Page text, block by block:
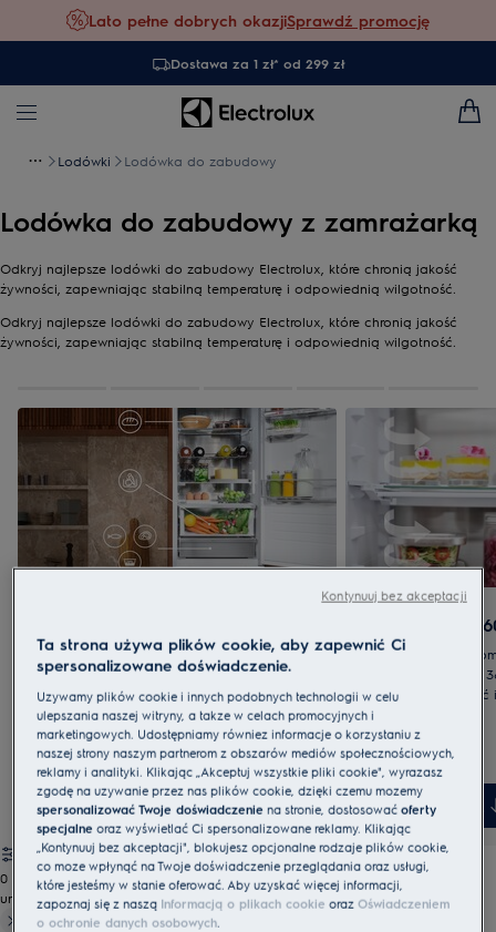
Lato pełne dobrych okazjiSprawdź promocję
Dostawa za 1 zł* od 299 zł
Lodówki Lodówka do zabudowy
Lodówka do zabudowy z zamrażarką
Odkryj najlepsze lodówki do zabudowy Electrolux, które chronią jakość
żywności, zapewniając stabilną temperaturę i odpowiednią wilgotność.
Odkryj najlepsze lodówki do zabudowy Electrolux, które chronią jakość
żywności, zapewniając stabilną temperaturę i odpowiednią wilgotność.
Zapewnij świeżość i smak wszystkich
składników, oferując elastyczność
schładzania napojów, rozmrażania lub
marynowania w szufladzie MultiChill 0°.
Zobacz wszystkie
800 Cooling
Technologia
powietrza Cooling
zachować
produktów. Wnętrze
lub szkła łączy
eleganckim
Zobacz
0
undefined
Ta strona używa plików cookie, aby zapewnić Ci
spersonalizowane doświadczenie.
Używamy plików cookie i innych podobnych technologii w celu
ulepszania naszej witryny, a także w celach promocyjnych i
marketingowych. Udostępniamy również informacje o korzystaniu z
naszej strony naszym partnerom z obszarów mediów społecznościowych,
reklamy i analityki. Klikając „Akceptuj wszystkie pliki cookie", wyrażasz
zgodę na używanie przez nas plików cookie, dzięki czemu możemy
spersonalizować Twoje doświadczenie na stronie, dostosowaćoferty
specjalne oraz wyświetlać Ci spersonalizowane reklamy. Klikając
„Kontynuuj bez akceptacji", blokujesz opcjonalne rodzaje plików cookie,
co może wpłynąć na Twoje doświadczenie przeglądania oraz usługi,
które jesteśmy w stanie oferować. Aby uzyskać więcej informacji,
zapoznaj się z naszą Informacją o plikach cookie orazOświadczeniem
o ochronie danych osobowych.
Kontynuuj bez akceptacji